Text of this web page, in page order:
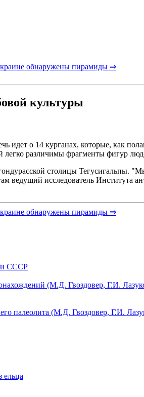
обнаружены пирамиды ⇒
культуры
идет о 14 курганах, которые, как
легко различимы фрагменты фигур
столицы Тегусигальпы.
ведущий исследователь
обнаружены пирамиды ⇒
СССР
(М.Д. Гвоздовер, Г.И.
палеолита (М.Д. Гвоздовер, Г.И.
ельца